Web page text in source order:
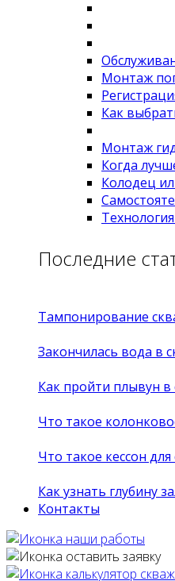
Монтаж
Как
Монтаж
Когда
Колодец
Последние
Тампонирование
Закончилась вода в
Как пройти плывун в
Что такое
Что такое кессон
Как узнать глубину
Контакты